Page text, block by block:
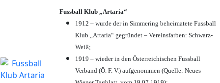
Fussball Klub „Artaria“
1912 – wurde der in Simmering beheimatete Fussball
Klub „Artaria“ gegründet – Vereinsfarben: Schwarz-
Weiß;
1919 – wieder in den Österreichischen Fussball
Verband (Ö. F. V.) aufgenommen (Quelle: Neues